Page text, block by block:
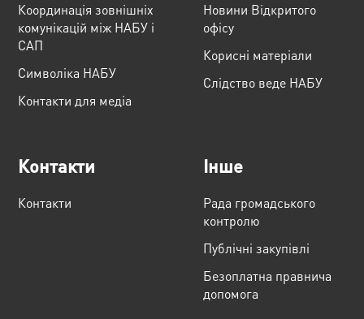
Координація зовнішніх
комунікацій між НАБУ і
САП
Cимволіка НАБУ
Контакти для медіа
Новини Відкритого
офісу
Корисні матеріали
Слідство веде НАБУ
Контакти
Контакти
Інше
Рада громадського
контролю
Публічні закупівлі
Безоплатна правнича
допомога